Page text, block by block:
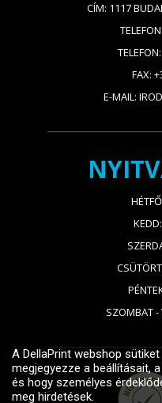
CÍM: 1117
FAX:
E-MAIL:
SZOMBAT -